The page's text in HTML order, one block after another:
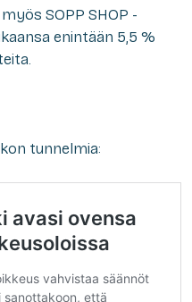
SOPP SHOP -
enintään 5,5 %
tunnelmia: